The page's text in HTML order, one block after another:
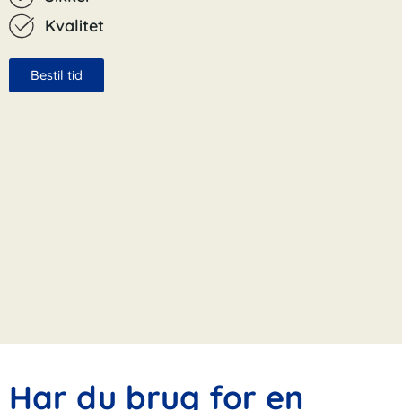
Kvalitet
Bestil tid
Har du brug for en